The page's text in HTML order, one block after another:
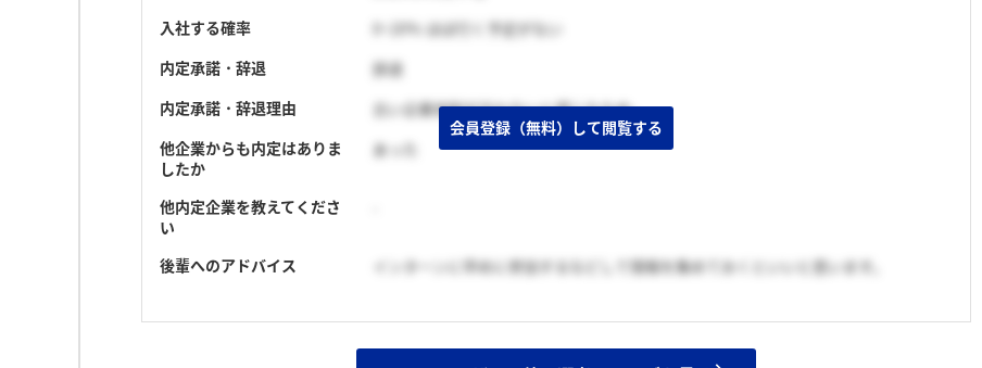
入社する確率
0~20% ほぼ行く予定がない
内定承諾・辞退
辞退
内定承諾・辞退理由
古い企業体制が合わないと感じたため。
他企業からも内定はありま
したか
あった
他内定企業を教えてくださ
い
後輩へのアドバイス インターンに早めに参加するなどして情報を集めておくといいと思います。
会員登録（無料）して閲覧する